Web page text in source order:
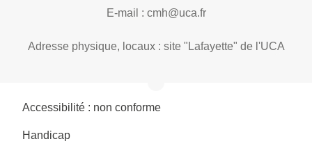
E-mail : cmh@uca.fr
Adresse physique, locaux : site "Lafayette" de l'UCA
Accessibilité : non conforme
Handicap